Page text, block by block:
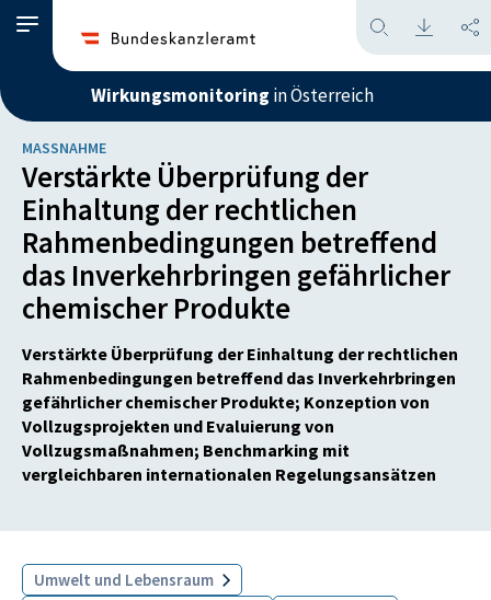
Wirkungsmonitoring in Österreich
MASSNAHME
Verstärkte Überprüfung der
Einhaltung der rechtlichen
Rahmenbedingungen betreffend
das Inverkehrbringen gefährlicher
chemischer Produkte
Verstärkte Überprüfung der Einhaltung der rechtlichen
Rahmenbedingungen betreffend das Inverkehrbringen
gefährlicher chemischer Produkte; Konzeption von
Vollzugsprojekten und Evaluierung von
Vollzugsmaßnahmen; Benchmarking mit
vergleichbaren internationalen Regelungsansätzen
Umwelt und Lebensraum